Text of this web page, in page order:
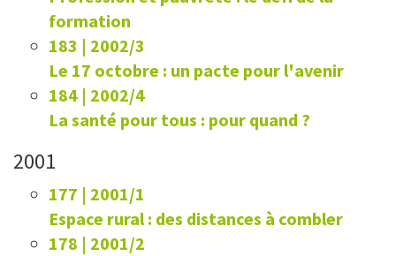
formation
183 | 2002/3
Le 17 octobre : un pacte pour l'avenir
184 | 2002/4
La santé pour tous : pour quand ?
2001
177 | 2001/1
Espace rural : des distances à combler
178 | 2001/2